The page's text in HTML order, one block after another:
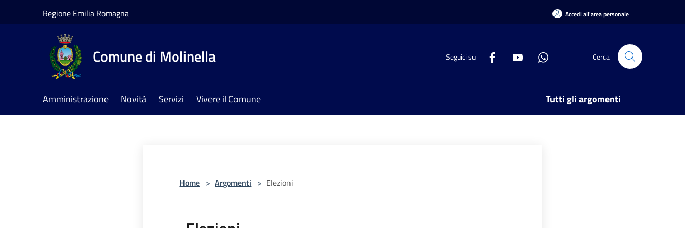
Regione Emilia Romagna Accedi all'area personale
Comune di Molinella Seguici su Cerca
Amministrazione Novità Servizi Vivere il Comune Tutti gli argomenti
Home > Argomenti > Elezioni